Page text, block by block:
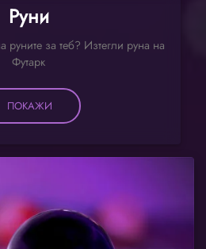
Руни
руните за теб? Изтегли руна на
Футарк
ПОКАЖИ